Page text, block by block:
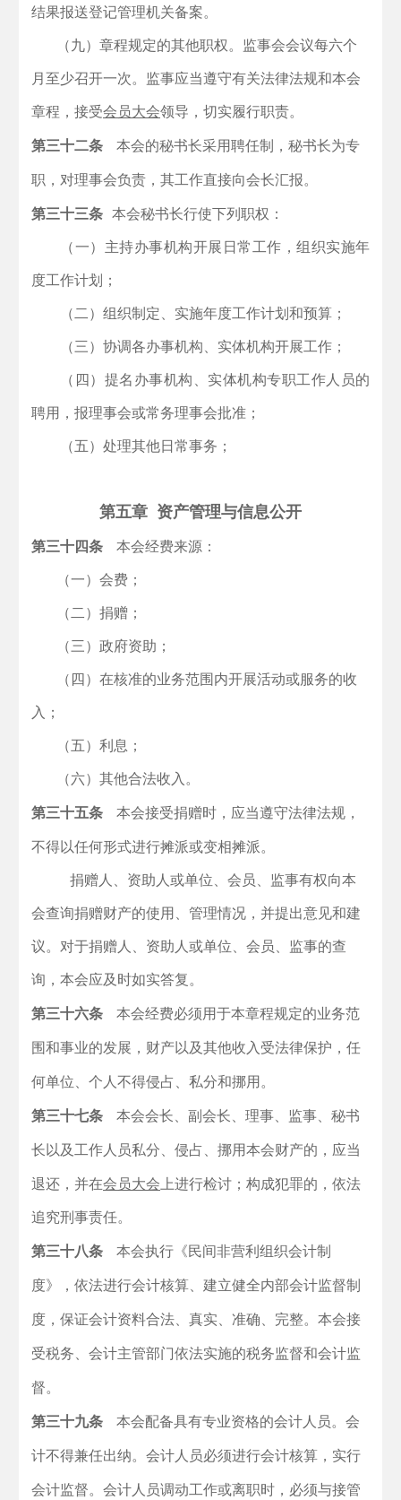
结果报送登记管理机关备案。
（九）章程规定的其他职权。 监事会会议每六个
月至少召开一次。 监事应当遵守有关法律法规和本会
章程，接受会员大会领导，切实履行职责。
第三十二条 本会的秘书长采用聘任制，秘书长为专
职，对理事会负责，其工作直接向会长汇报。
第三十三条 本会秘书长行使下列职权：
（一）主持办事机构开展日常工作，组织实施年
度工作计划；
（二）组织制定、实施年度工作计划和预算；
（三）协调各办事机构、实体机构开展工作；
（四）提名办事机构、实体机构专职工作人员的
聘用，报理事会或常务理事会批准；
（五）处理其他日常事务；
第五章 资产管理与信息公开
第三十四条 本会经费来源：
（一）会费；
（二）捐赠；
（三）政府资助；
（四）在核准的业务范围内开展活动或服务的收
入；
（五）利息；
（六）其他合法收入。
第三十五条 本会接受捐赠时，应当遵守法律法规，
不得以任何形式进行摊派或变相摊派。
捐赠人、资助人或单位、会员、监事有权向本
会查询捐赠财产的使用、管理情况，并提出意见和建
议。对于捐赠人、资助人或单位、会员、监事的查
询，本会应及时如实答复。
第三十六条 本会经费必须用于本章程规定的业务范
围和事业的发展，财产以及其他收入受法律保护，任
何单位、个人不得侵占、私分和挪用。
第三十七条 本会会长、副会长、理事、监事、秘书
长以及工作人员私分、侵占、挪用本会财产的，应当
退还，并在会员大会 上进行检讨；构成犯罪的，依法
追究刑事责任。
第三十八条 本会执行《民间非营利组织会计制
度》，依法进行会计核算、建立健全内部会计监督制
度，保证会计资料合法、真实、准确、完整。本会接
受税务、会计主管部门依法实施的税务监督和会计监
督。
第三十九条 本会配备具有专业资格的会计人员。会
计不得兼任出纳。会计人员必须进行会计核算，实行
会计监督。会计人员调动工作或离职时，必须与接管